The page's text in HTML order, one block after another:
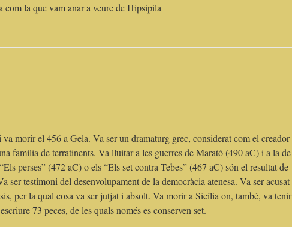
com la que vam anar a veure de Hipsipila
morir el 456 a Gela. Va ser un dramaturg grec, considerat com el creador
família de terratinents. Va lluitar a les guerres de Marató (490 aC) i a la de
perses” (472 aC) o els “Els set contra Tebes” (467 aC) són el resultat de
ser testimoni del desenvolupament de la democràcia atenesa. Va ser acusat
per la qual cosa va ser jutjat i absolt. Va morir a Sicília on, també, va tenir
73 peces, de les quals només es conserven set.